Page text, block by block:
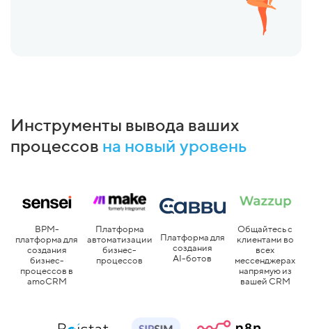
Инструменты вывода ваших
процессов на новый уровень
BPM-
платформа для
создания
бизнес-
процессов в
amoCRM
Платформа
автоматизации
бизнес-
процессов
Платформа для
создания
AI-ботов
Общайтесь с
клиентами во
всех
мессенджерах
напрямую из
вашей CRM